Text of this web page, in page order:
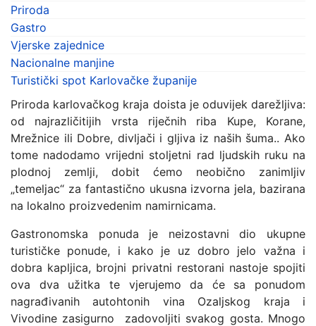
Priroda
Gastro
Vjerske zajednice
Nacionalne manjine
Turistički spot Karlovačke županije
Priroda karlovačkog kraja doista je oduvijek darežljiva:
od najrazličitijih vrsta riječnih riba Kupe, Korane,
Mrežnice ili Dobre, divljači i gljiva iz naših šuma.. Ako
tome nadodamo vrijedni stoljetni rad ljudskih ruku na
plodnoj zemlji, dobit ćemo neobično zanimljiv
„temeljac“ za fantastično ukusna izvorna jela, bazirana
na lokalno proizvedenim namirnicama.
Gastronomska ponuda je neizostavni dio ukupne
turističke ponude, i kako je uz dobro jelo važna i
dobra kapljica, brojni privatni restorani nastoje spojiti
ova dva užitka te vjerujemo da će sa ponudom
nagrađivanih autohtonih vina Ozaljskog kraja i
Vivodine zasigurno zadovoljiti svakog gosta. Mnogo